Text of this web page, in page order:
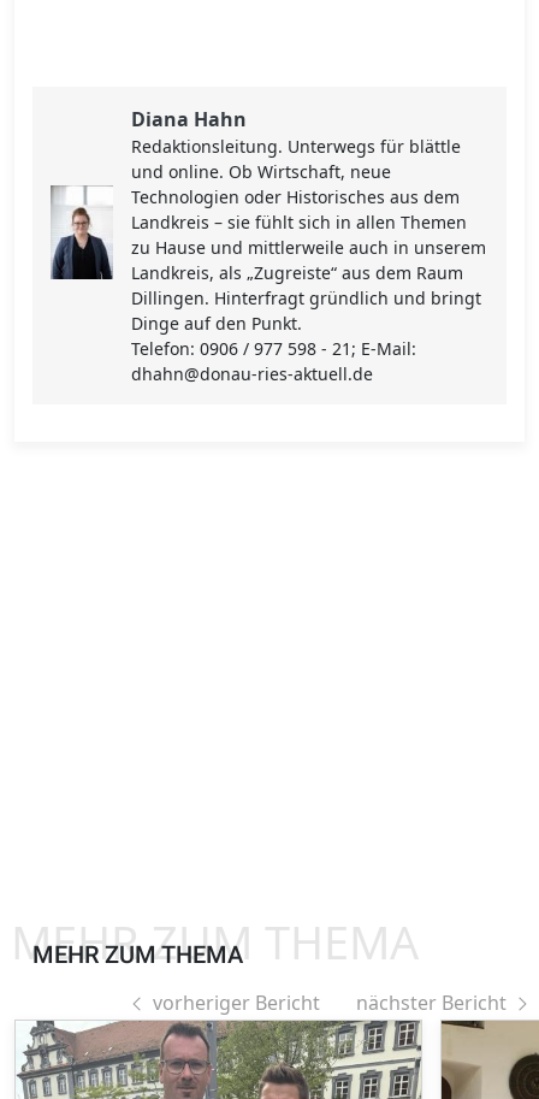
Diana Hahn
Redaktionsleitung. Unterwegs für blättle
und online. Ob Wirtschaft, neue
Technologien oder Historisches aus dem
Landkreis – sie fühlt sich in allen Themen
zu Hause und mittlerweile auch in unserem
Landkreis, als „Zugreiste“ aus dem Raum
Dillingen. Hinterfragt gründlich und bringt
Dinge auf den Punkt.
Telefon: 0906 / 977 598 - 21; E-Mail:
dhahn@donau-ries-aktuell.de
MEHR ZUM THEMA
MEHR ZUM THEMA
vorheriger Bericht nächster Bericht